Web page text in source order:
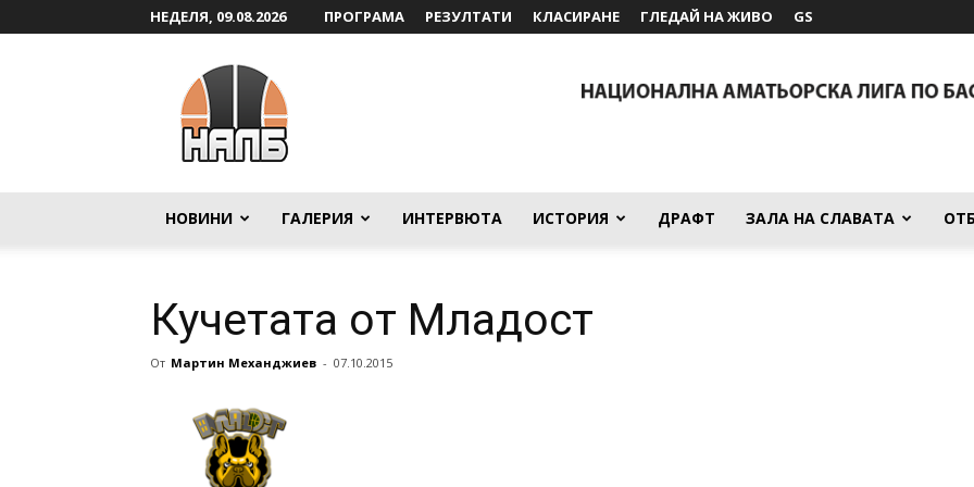
НЕДЕЛЯ, 09.08.2026 ПРОГРАМА РЕЗУЛТАТИ КЛАСИРАНЕ ГЛЕДАЙ НА ЖИВО GS
НОВИНИ ГАЛЕРИЯ ИНТЕРВЮТА ИСТОРИЯ ДРАФТ ЗАЛА НА СЛАВАТА
Кучетата от Младост
От Мартин Механджиев - 07.10.2015